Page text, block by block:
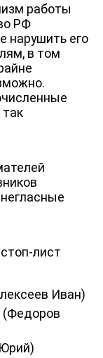
работы
РФ
нарушить его
в том
лист
Иван)
(Федоров